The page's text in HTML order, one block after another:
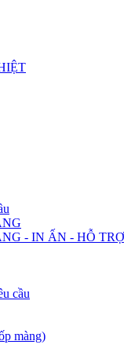
- IN ẤN - HỖ
cầu
màng)